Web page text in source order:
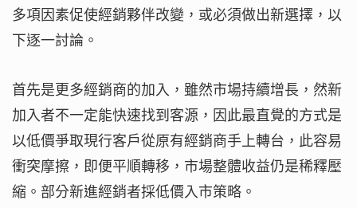
多項因素促使經銷夥伴改變，或必須做出新選擇，以
下逐一討論。
首先是更多經銷商的加入，雖然市場持續增長，然新
加入者不一定能快速找到客源，因此最直覺的方式是
以低價爭取現行客戶從原有經銷商手上轉台，此容易
衝突摩擦，即便平順轉移，市場整體收益仍是稀釋壓
縮。部分新進經銷者採低價入市策略。